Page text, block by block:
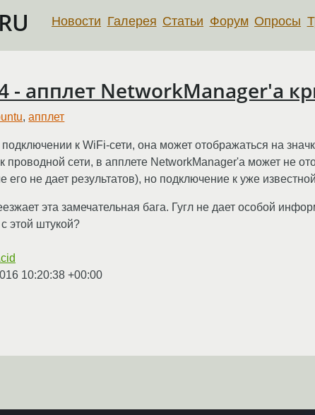
Новости Галерея Статьи Форум Опросы
- апплет NetworkManager'a
,апплет
к WiFi-сети, она может отображаться на
проводной сети, в апплете NetworkManager'а может не
не дает результатов), но подключение к уже
эта замечательная бага. Гугл не дает особой
этой штукой?
10:20:38 +00:00